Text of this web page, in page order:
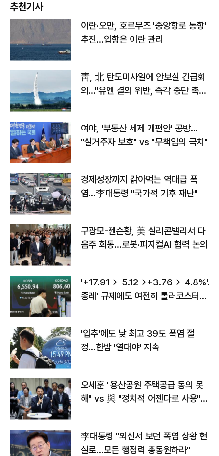
추천기사
이란·오만, 호르무즈 '중앙항로 통항'
추진…입항은 이란 관리
靑, 北 탄도미사일에 안보실 긴급회
의…"유엔 결의 위반, 즉각 중단 촉
여야, '부동산 세제 개편안' 공방…
"실거주자 보호" vs "무책임의 극치"
경제성장까지 갉아먹는 역대급 폭
염…李대통령 "국가적 기후 재난"
구광모-젠슨황, 美 실리콘밸리서 다
음주 회동…로봇·피지컬AI 협력 논의
'+17.91→-5.12→+3.76→-4.8%'…'
종레' 규제에도 여전히 롤러코스터
'입추'에도 낮 최고 39도 폭염 절
정…한밤 '열대야' 지속
오세훈 "용산공원 주택공급 동의 못
해" vs 與 "정치적 어젠다로 사용"
李대통령 "외신서 보던 폭염 상황 현
실로…모든 행정력 총동원하라"